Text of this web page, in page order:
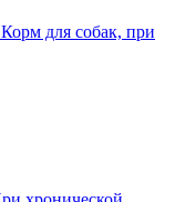
для собак, при